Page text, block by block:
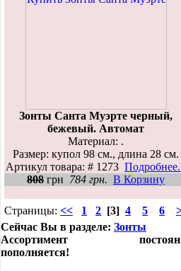
Зонты Санта Муэрте черный,
бежевый. Автомат
Материал: .
Размер: купол 98 см., длина 28 см.
Артикул товара: # 1273
808 грн 784 грн. В Корзину
Страницы: << 1 2 [3] 4 5 6
Сейчас Вы в разделе: Зонты
Ассортимент
пополняется!